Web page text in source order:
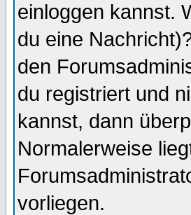
einloggen kannst.
du eine
den
du registriert und
kannst, dann
Normalerweise
vorliegen.